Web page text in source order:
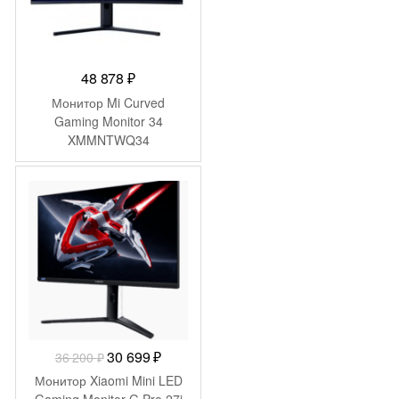
48 878₽
Монитор Mi Curved
Gaming Monitor 34
XMMNTWQ34
(BHR4269GL)
- 5 501
36 200₽Первоначальная
цена
30 699₽Текущая
цена:
Монитор Xiaomi Mini LED